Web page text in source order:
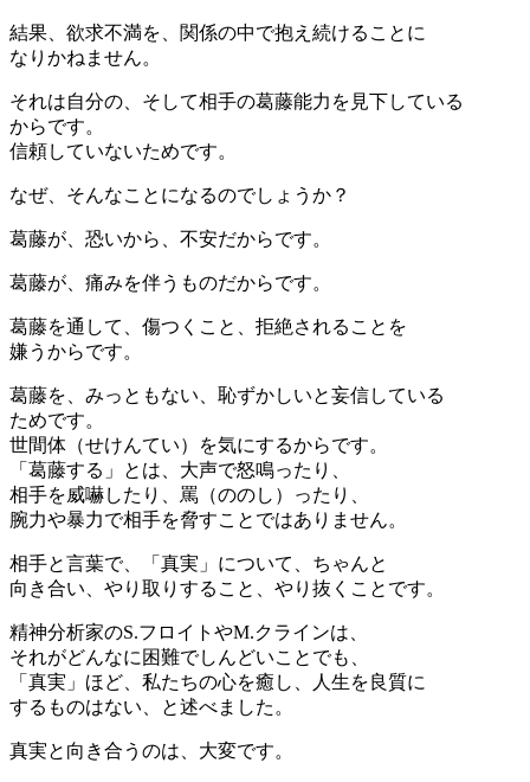
結果、欲求不満を、関係の中で抱え続けることに
なりかねません。
それは自分の、そして相手の葛藤能力を見下している
からです。
信頼していないためです。
なぜ、そんなことになるのでしょうか？
葛藤が、恐いから、不安だからです。
葛藤が、痛みを伴うものだからです。
葛藤を通して、傷つくこと、拒絶されることを
嫌うからです。
葛藤を、みっともない、恥ずかしいと妄信している
ためです。
世間体（せけんてい）を気にするからです。
「葛藤する」とは、大声で怒鳴ったり、
相手を威嚇したり、罵（ののし）ったり、
腕力や暴力で相手を脅すことではありません。
相手と言葉で、「真実」について、ちゃんと
向き合い、やり取りすること、やり抜くことです。
精神分析家のS.フロイトやM.クラインは、
それがどんなに困難でしんどいことでも、
「真実」ほど、私たちの心を癒し、人生を良質に
するものはない、と述べました。
真実と向き合うのは、大変です。